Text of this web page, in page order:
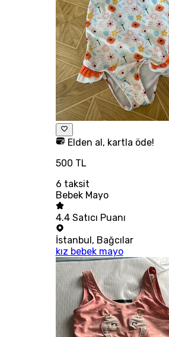
Elden al, kartla öde!
500 TL
6 taksit
Bebek Mayo
4.4 Satıcı Puanı
İstanbul , Bağcılar
kız bebek mayo